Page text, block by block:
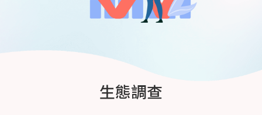
生態調查